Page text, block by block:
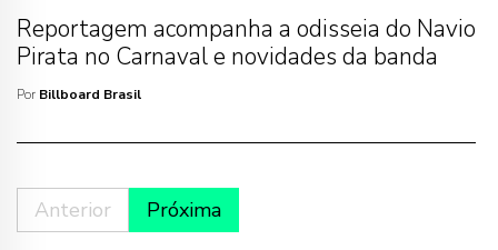
Reportagem acompanha a odisseia do Navio
Pirata no Carnaval e novidades da banda
Por Billboard Brasil
Anterior Próxima